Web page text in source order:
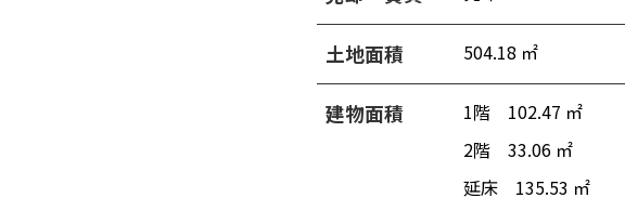
土地面積 504.18 ㎡
建物面積
1階 102.47 ㎡
2階 33.06 ㎡
延床 135.53 ㎡